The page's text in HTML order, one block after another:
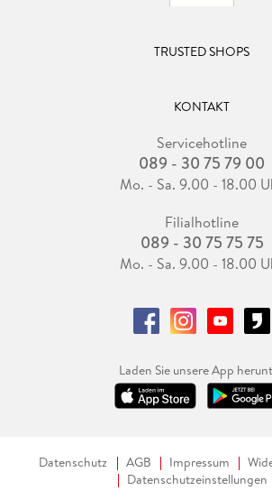
TRUSTED SHOPS
KONTAKT
Servicehotline
089 - 30 75 79 00
Mo. - Sa. 9.00 - 18.00
Filialhotline
089 - 30 75 75 75
Mo. - Sa. 9.00 - 18.00
Laden Sie unsere App
Datenschutz AGB Impressum
Datenschutzeinstellungen